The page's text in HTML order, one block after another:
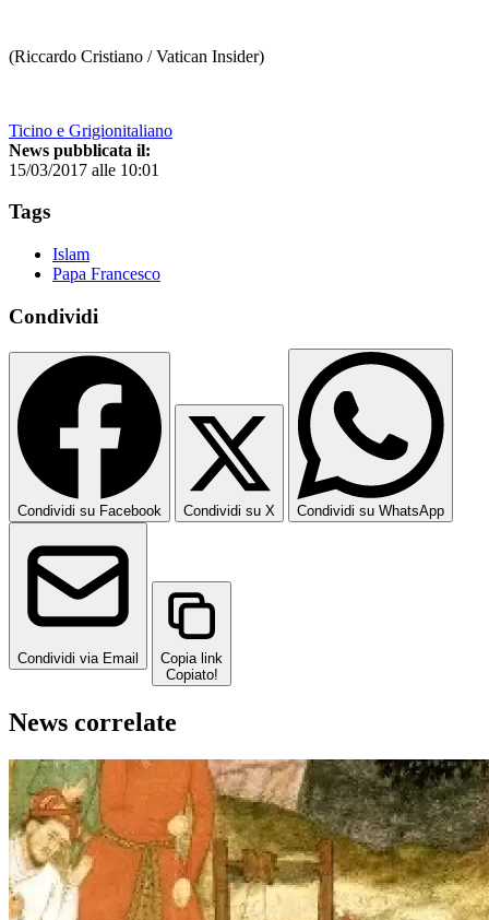
(Riccardo Cristiano / Vatican Insider)
Ticino e Grigionitaliano
News pubblicata il:
15/03/2017 alle 10:01
Tags
Islam
Papa Francesco
Condividi
Condividi su Facebook Condividi su X Condividi su WhatsApp
Condividi via Email
Copia link
Copiato!
News correlate